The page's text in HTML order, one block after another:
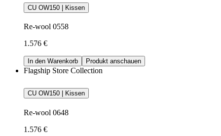
CU OW150 | Kissen
Re-wool 0558
1.576 €
In den Warenkorb Produkt anschauen
Flagship Store Collection
CU OW150 | Kissen
Re-wool 0648
1.576 €